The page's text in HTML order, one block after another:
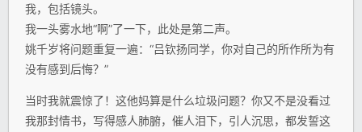
我，包括镜头。
我一头雾水地“啊”了一下，此处是第二声。
姚千岁将问题重复一遍：“吕钦扬同学，你对自己的所作所为有
没有感到后悔？”
当时我就震惊了！这他妈算是什么垃圾问题？你又不是没看过
我那封情书，写得感人肺腑，催人泪下，引人沉思，都发誓这